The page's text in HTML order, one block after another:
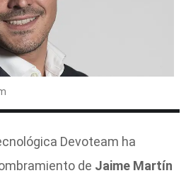
Devoteam ha
de Jaime Martín